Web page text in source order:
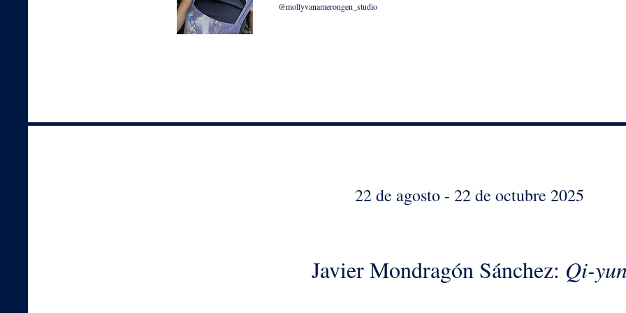
@mollyvanamerongen_studio
22 de agosto - 22 de octubre 2025
Javier Mondragón Sánchez: Qi-